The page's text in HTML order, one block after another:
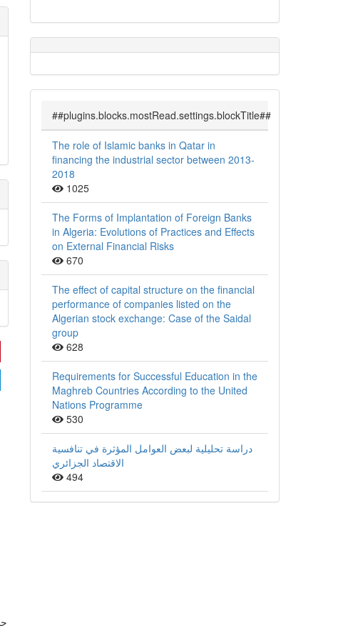
##plugins.blocks.mostRead.settings.blockTitle##
The role of Islamic banks in Qatar in
financing the industrial sector between 2013-
2018
1025
The Forms of Implantation of Foreign Banks
in Algeria: Evolutions of Practices and Effects
on External Financial Risks
670
The effect of capital structure on the financial
performance of companies listed on the
Algerian stock exchange: Case of the Saidal
group
628
Requirements for Successful Education in the
Maghreb Countries According to the United
Nations Programme
530
دراسة تحليلية لبعض العوامل المؤثرة في تنافسية
الاقتصاد الجزائري
494